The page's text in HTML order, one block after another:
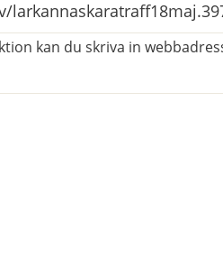
kan du skriva in